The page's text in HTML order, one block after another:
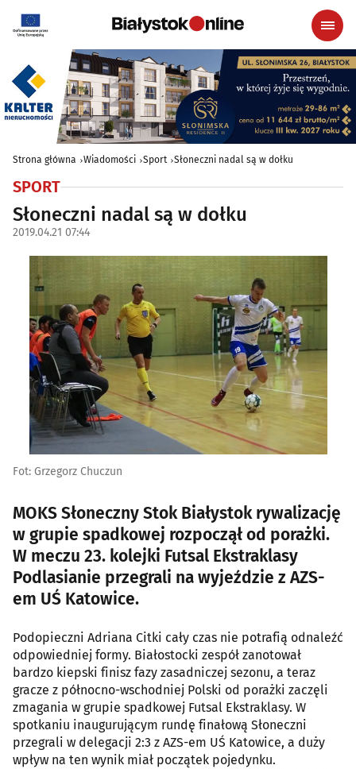
Strona główna Wiadomości Sport Słoneczni nadal są w dołku
SPORT
Słoneczni nadal są w dołku
2019.04.21 07:44
Fot: Grzegorz Chuczun
MOKS Słoneczny Stok Białystok rywalizację
w grupie spadkowej rozpoczął od porażki.
W meczu 23. kolejki Futsal Ekstraklasy
Podlasianie przegrali na wyjeździe z AZS-
em UŚ Katowice.
Podopieczni Adriana Citki cały czas nie potrafią odnaleźć
odpowiedniej formy. Białostocki zespół zanotował
bardzo kiepski finisz fazy zasadniczej sezonu, a teraz
gracze z północno-wschodniej Polski od porażki zaczęli
zmagania w grupie spadkowej Futsal Ekstraklasy. W
spotkaniu inaugurującym rundę finałową Słoneczni
przegrali w delegacji 2:3 z AZS-em UŚ Katowice, a duży
wpływ na ten wynik miał początek pojedynku.